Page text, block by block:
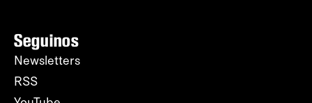
Seguinos
Newsletters
RSS